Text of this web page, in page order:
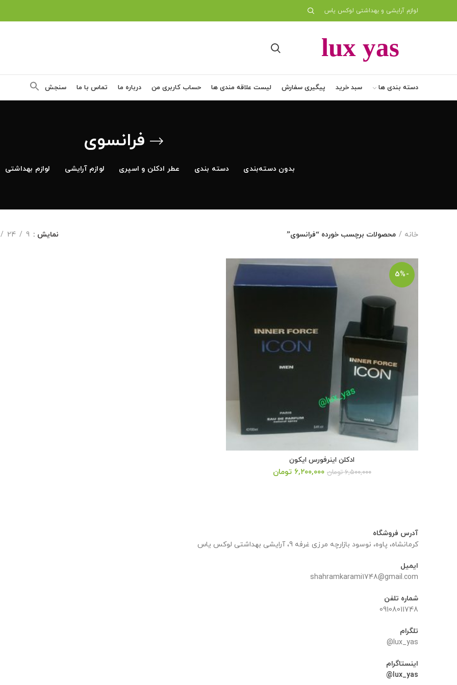
لوازم آرایشی و بهداشتی لوکس یاس
دسته بندی ها سبد خرید پیگیری سفارش لیست علاقه مندی ها حساب کاربری من درباره ما تماس با ما سنجش
فرانسوی
بدون دسته‌بندی دسته بندی عطر ادکلن و اسپری لوازم آرایشی لوازم بهداشتی
خانه محصولات برچسب خورده “فرانسوی” نمایش 9
24
-5%
ادکلن اینرفورس ایکون
۶,۵۰۰,۰۰۰ تومان قیمت
۶,۲۰۰,۰۰۰ تومان
آدرس فروشگاه
کرمانشاه، پاوه، نوسود بازارچه مرزی غرفه 9، آرایشی بهداشتی لوکس یاس
ایمیل
shahramkarami1748@gmail.com
شماره تلفن
09108011748
تلگرام
lux_yas@
اینستاگرام
lux_yas@